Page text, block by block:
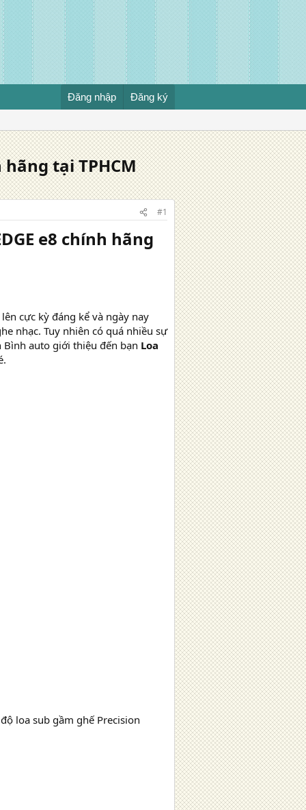
Đăng nhập Đăng ký
tại TPHCM
#1
e8 chính hãng
cực kỳ đáng kể và ngày nay
nhạc. Tuy nhiên có quá nhiều sự
auto giới thiệu đến bạn Loa
loa sub gầm ghế Precision